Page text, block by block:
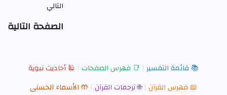
التالي
الصفحة التالية
📚 قائمة التفسير | 📑 فهرس الصفحات | 🕌 أحاديث نبوية
📖 فهرس القرآن |🌐 ترجمات القرآن | 🤲 الأسماء الحسنى